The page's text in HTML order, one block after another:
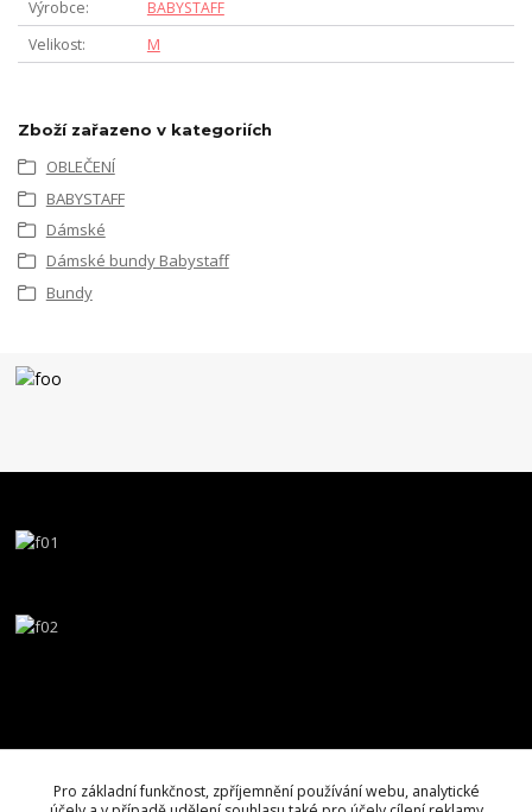
Výrobce
BABYSTAFF
Velikost
M
Zboží zařazeno v kategoriích
OBLEČENÍ
BABYSTAFF
Dámské
Dámské bundy Babystaff
Bundy
Pro základní funkčnost, zpříjemnění používání webu, analytické